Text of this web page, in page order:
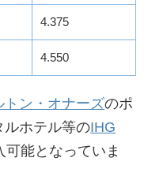
4.375
4.550
トン・オナーズのポ
ルホテル等のIHG
能となっていま